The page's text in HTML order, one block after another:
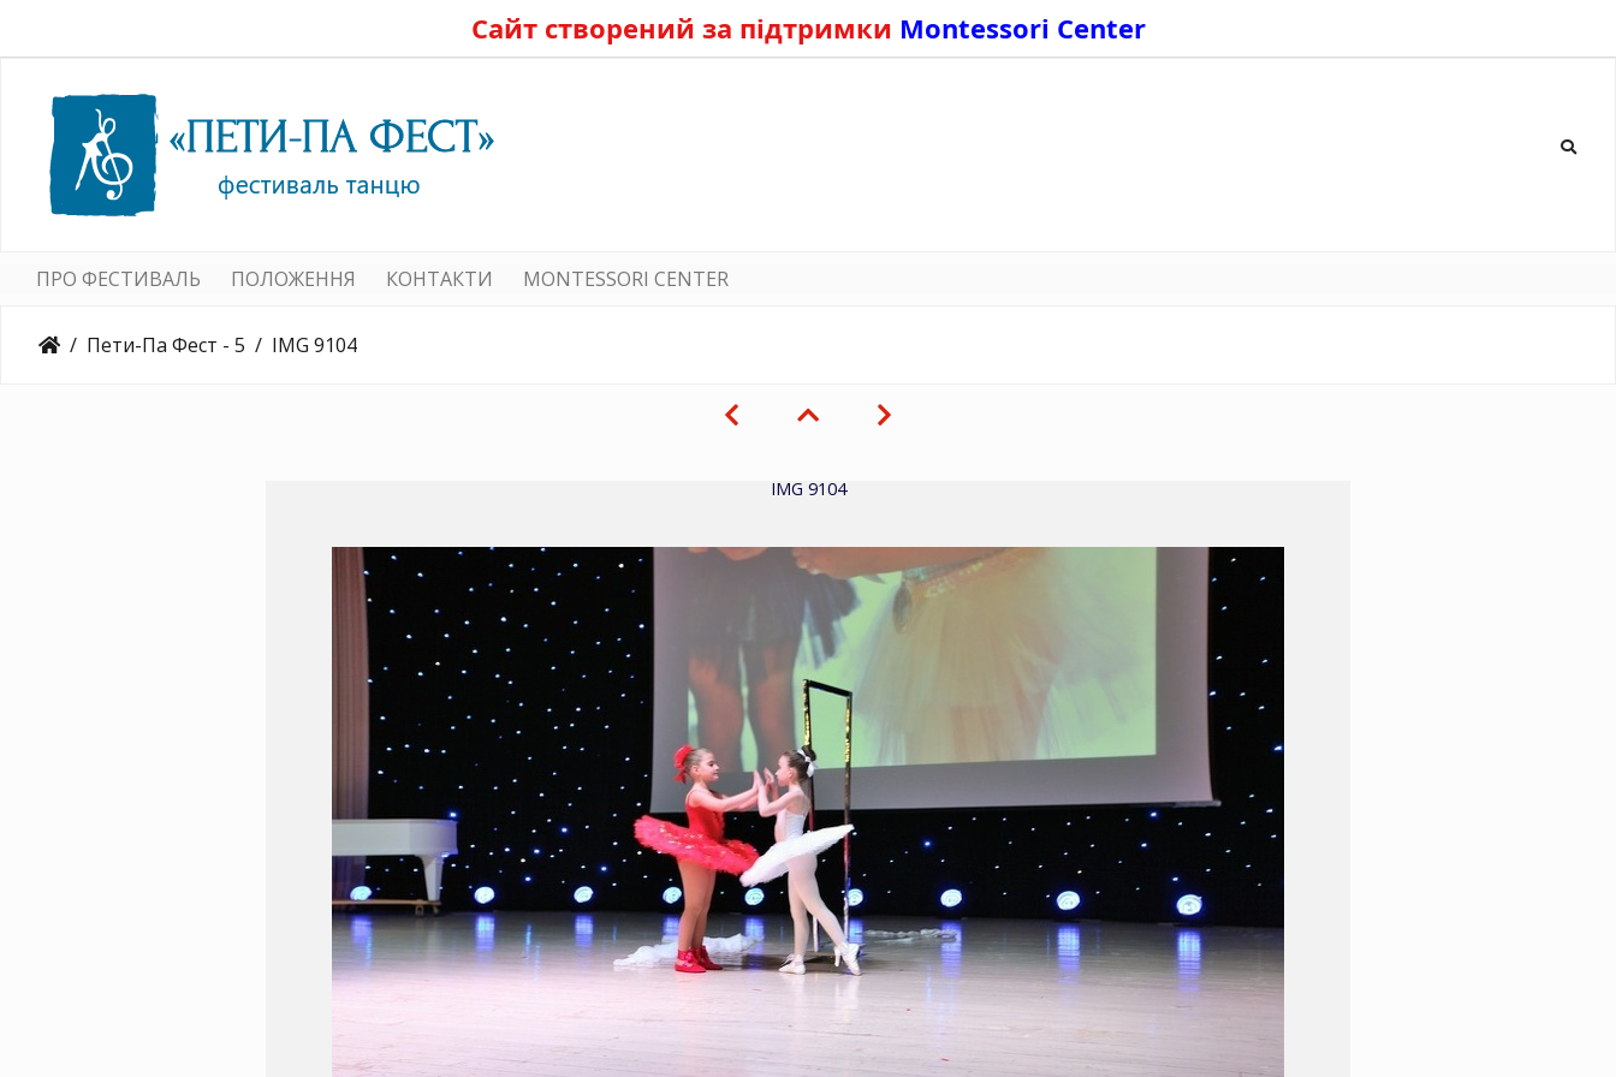
Сайт створений за підтримки Montessori Center
ПРО ФЕСТИВАЛЬ ПОЛОЖЕННЯ КОНТАКТИ MONTESSORI CENTER
Пети-Па Фест - 5 IMG 9104
IMG 9104